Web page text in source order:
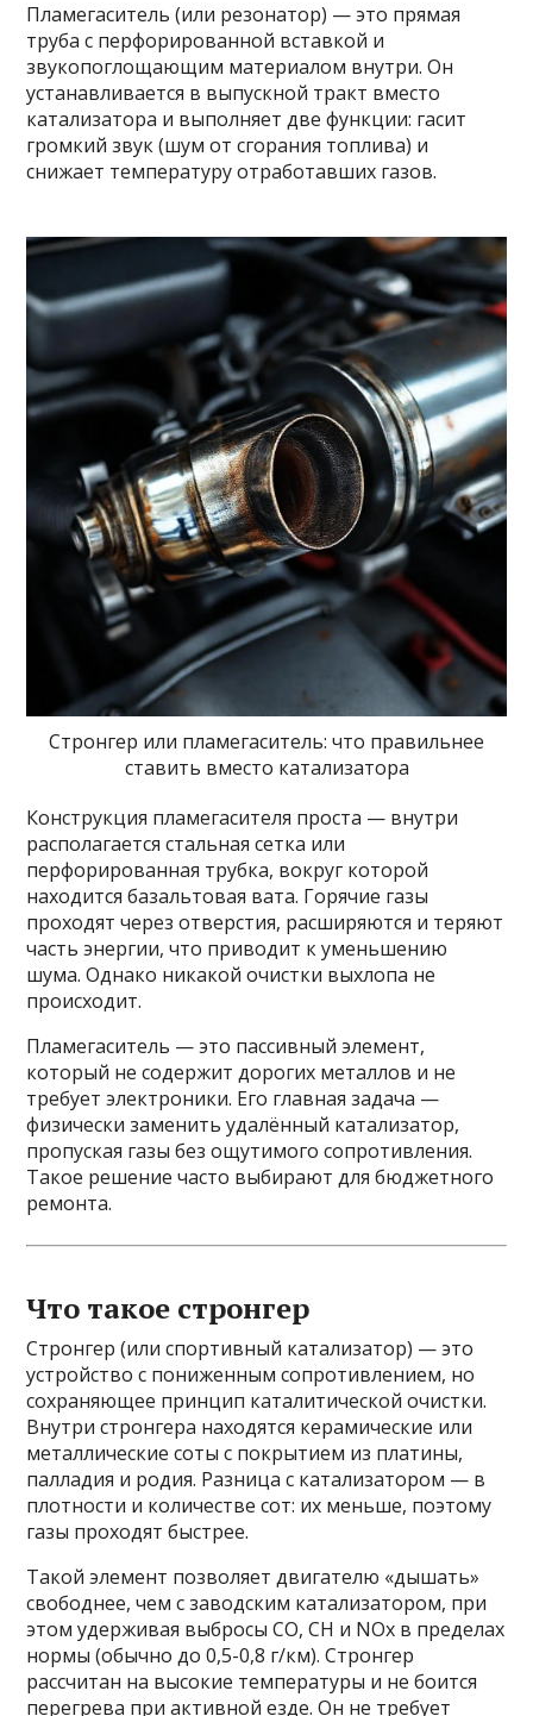
Пламегаситель (или резонатор) — это прямая
труба с перфорированной вставкой и
звукопоглощающим материалом внутри. Он
устанавливается в выпускной тракт вместо
катализатора и выполняет две функции: гасит
громкий звук (шум от сгорания топлива) и
снижает температуру отработавших газов.
Стронгер или пламегаситель: что правильнее
ставить вместо катализатора
Конструкция пламегасителя проста — внутри
располагается стальная сетка или
перфорированная трубка, вокруг которой
находится базальтовая вата. Горячие газы
проходят через отверстия, расширяются и теряют
часть энергии, что приводит к уменьшению
шума. Однако никакой очистки выхлопа не
происходит.
Пламегаситель — это пассивный элемент,
который не содержит дорогих металлов и не
требует электроники. Его главная задача —
физически заменить удалённый катализатор,
пропуская газы без ощутимого сопротивления.
Такое решение часто выбирают для бюджетного
ремонта.
Что такое стронгер
Стронгер (или спортивный катализатор) — это
устройство с пониженным сопротивлением, но
сохраняющее принцип каталитической очистки.
Внутри стронгера находятся керамические или
металлические соты с покрытием из платины,
палладия и родия. Разница с катализатором — в
плотности и количестве сот: их меньше, поэтому
газы проходят быстрее.
Такой элемент позволяет двигателю «дышать»
свободнее, чем с заводским катализатором, при
этом удерживая выбросы CO, CH и NOx в пределах
нормы (обычно до 0,5-0,8 г/км). Стронгер
рассчитан на высокие температуры и не боится
перегрева при активной езде. Он не требует